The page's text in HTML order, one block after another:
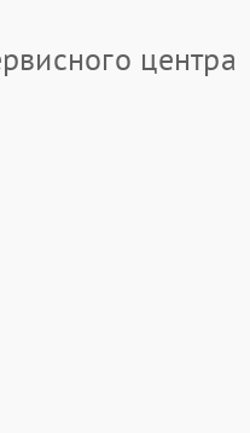
центра